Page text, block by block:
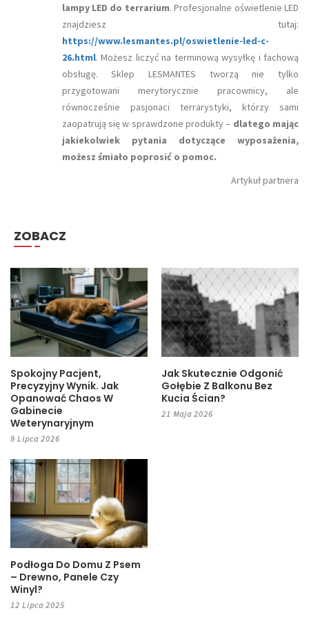
lampy LED do terrarium. Profesjonalne oświetlenie LED
znajdziesz tutaj:
https://www.lesmantes.pl/oswietlenie-led-c-
26.html. Możesz liczyć na terminową wysyłkę i fachową
obsługę. Sklep LESMANTES tworzą nie tylko
przygotowani merytorycznie pracownicy, ale
równocześnie pasjonaci terrarystyki, którzy sami
zaopatrują się w sprawdzone produkty – dlatego mając
jakiekolwiek pytania dotyczące wyposażenia,
możesz śmiało poprosić o pomoc.
Artykuł partnera
ZOBACZ
Spokojny Pacjent,
Precyzyjny Wynik. Jak
Opanować Chaos W
Gabinecie
Weterynaryjnym
9 Lipca 2026
Jak Skutecznie Odgonić
Gołębie Z Balkonu Bez
Kucia Ścian?
21 Maja 2026
Podłoga Do Domu Z Psem
– Drewno, Panele Czy
Winyl?
12 Lipca 2025